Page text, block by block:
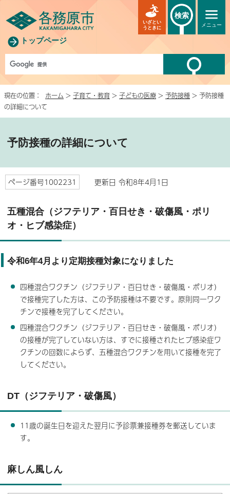
トップページ
メニュー
いざとい
うときに
検索
現在の位置： ホーム > 子育て・教育 > 子どもの医療 > 予防接種 > 予防接種
の詳細について
予防接種の詳細について
ページ番号1002231 更新日 令和8年4月1日
五種混合（ジフテリア・百日せき・破傷風・ポリ
オ・ヒブ感染症）
令和6年4月より定期接種対象になりました
四種混合ワクチン（ジフテリア・百日せき・破傷風・ポリオ）
で接種完了した方は、この予防接種は不要です。原則同一ワク
チンで接種を完了してください。
四種混合ワクチン（ジフテリア・百日せき・破傷風・ポリオ）
の接種が完了していない方は、すでに接種されたヒブ感染症ワ
クチンの回数によらず、五種混合ワクチンを用いて接種を完了
してください。
DT（ジフテリア・破傷風）
11歳の誕生日を迎えた翌月に予診票兼接種券を郵送していま
す。
麻しん風しん